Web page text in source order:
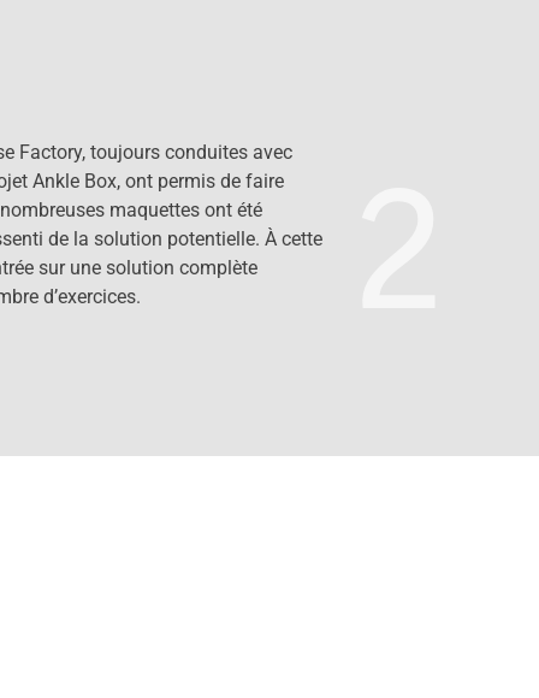
Factory, toujours conduites avec
Ankle Box, ont permis de faire
maquettes ont été
de la solution potentielle. À cette
sur une solution complète
d’exercices.